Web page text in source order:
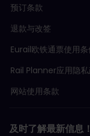
预订条款
退款与改签
Eurail欧铁通票使用条
Rail Planner应用隐
网站使用条款
及时了解最新信息！